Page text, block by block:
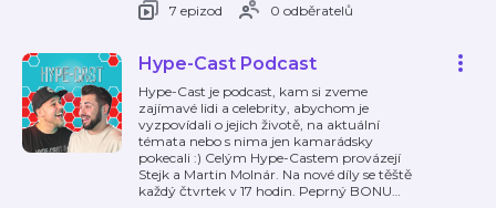
7 epizod
0 odběratelů
Hype-Cast Podcast
Hype-Cast je podcast, kam si zveme
zajímavé lidi a celebrity, abychom je
vyzpovídali o jejich životě, na aktuální
témata nebo s nima jen kamarádsky
pokecali :) Celým Hype-Castem provázejí
Stejk a Martin Molnár. Na nové díly se těště
každý čtvrtek v 17 hodin. Peprný BONU…